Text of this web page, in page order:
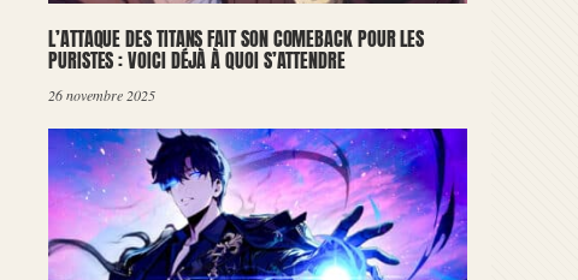
L’ATTAQUE DES TITANS FAIT SON COMEBACK POUR LES
PURISTES : VOICI DÉJÀ À QUOI S’ATTENDRE
26 novembre 2025